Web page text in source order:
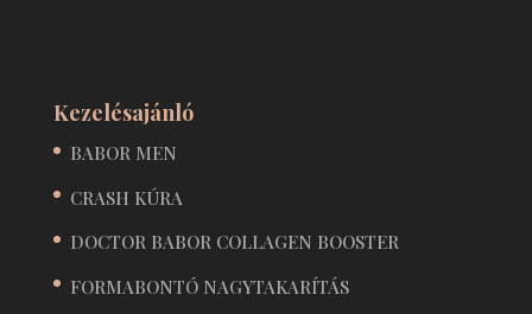
Kezelésajánló
BABOR MEN
CRASH KÚRA
DOCTOR BABOR COLLAGEN BOOSTER
FORMABONTÓ NAGYTAKARÍTÁS